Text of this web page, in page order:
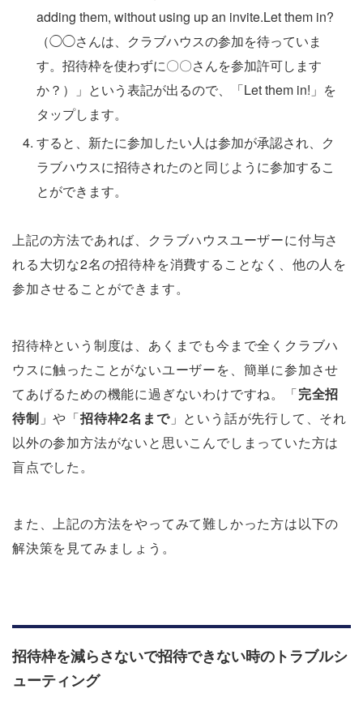
adding them, without using up an invite.Let them in?
（◯◯さんは、クラブハウスの参加を待っていま
す。招待枠を使わずに〇〇さんを参加許可します
か？）」という表記が出るので、「Let them in!」を
タップします。
すると、新たに参加したい人は参加が承認され、ク
ラブハウスに招待されたのと同じように参加するこ
とができます。
上記の方法であれば、クラブハウスユーザーに付与さ
れる大切な2名の招待枠を消費することなく、他の人を
参加させることができます。
招待枠という制度は、あくまでも今まで全くクラブハ
ウスに触ったことがないユーザーを、簡単に参加させ
てあげるための機能に過ぎないわけですね。「完全招
待制 」や「招待枠2名まで」という話が先行して、それ
以外の参加方法がないと思いこんでしまっていた方は
盲点でした。
また、上記の方法をやってみて難しかった方は以下の
解決策を見てみましょう。
招待枠を減らさないで招待できない時のトラブルシ
ューティング